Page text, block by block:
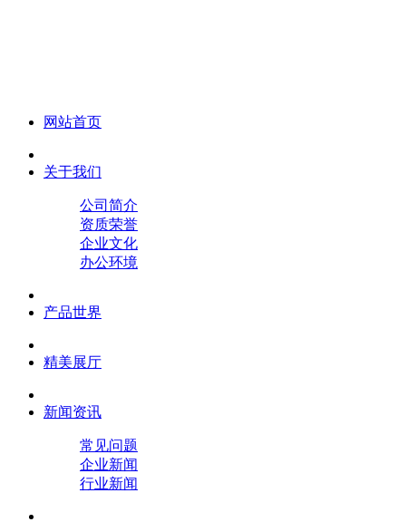
网站首页
关于我们
公司简介
资质荣誉
企业文化
办公环境
产品世界
精美展厅
新闻资讯
常见问题
企业新闻
行业新闻